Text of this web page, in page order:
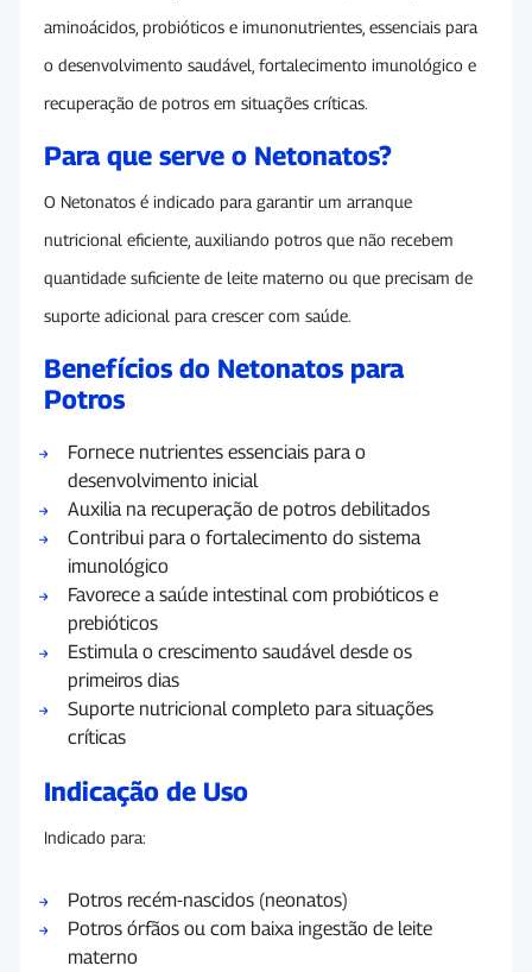
aminoácidos, probióticos e imunonutrientes, essenciais para
o desenvolvimento saudável, fortalecimento imunológico e
recuperação de potros em situações críticas.
Para que serve o Netonatos?
O Netonatos é indicado para garantir um arranque
nutricional eficiente, auxiliando potros que não recebem
quantidade suficiente de leite materno ou que precisam de
suporte adicional para crescer com saúde.
Benefícios do Netonatos para
Potros
Fornece nutrientes essenciais para o
desenvolvimento inicial
Auxilia na recuperação de potros debilitados
Contribui para o fortalecimento do sistema
imunológico
Favorece a saúde intestinal com probióticos e
prebióticos
Estimula o crescimento saudável desde os
primeiros dias
Suporte nutricional completo para situações
críticas
Indicação de Uso
Indicado para:
Potros recém-nascidos (neonatos)
Potros órfãos ou com baixa ingestão de leite
materno